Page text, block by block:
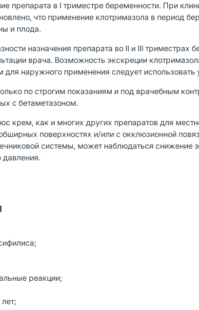
препарата в I триместре беременности. При
что применение клотримазола в период
и плода.
назначения препарата во II и III триместрах
врача. Возможность экскреции
наружного применения следует
по строгим показаниям и под врачебным
с бетаметазоном.
крем, как и многих других препаратов для
поверхностях и/или с окклюзионной
системы, может наблюдаться снижение
реакции;